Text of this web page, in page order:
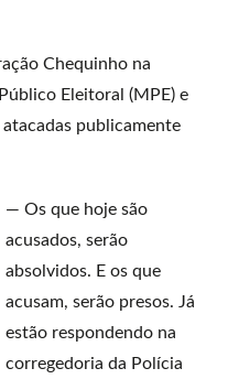
Chequinho na
Eleitoral (MPE) e
publicamente
— Os que hoje são
acusados, serão
absolvidos. E os que
acusam, serão presos. Já
estão respondendo na
corregedoria da Polícia